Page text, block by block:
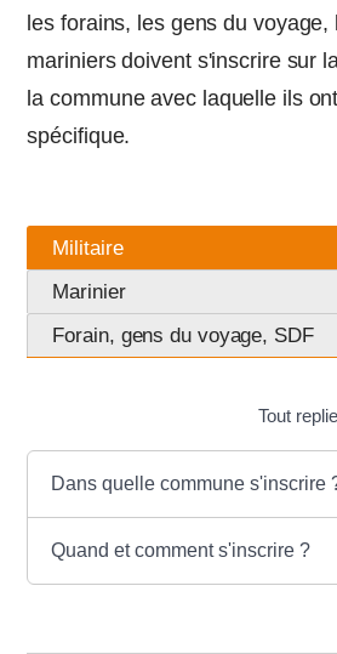
les forains, les gens du
mariniers doivent s'inscrire sur
la commune avec laquelle ils
spécifique.
Militaire
Marinier
Forain, gens du voyage, SDF
Tout
Dans quelle commune s'inscrire
Quand et comment s'inscrire ?